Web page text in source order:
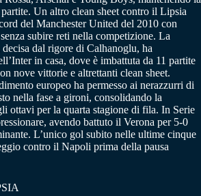
Un altro clean sheet contro il Lipsia
del Manchester United del 2010 con
subire reti nella competizione. La
dal rigore di Calhanoglu, ha
in casa, dove è imbattuta da 11 partite
nove vittorie e altrettanti clean sheet.
europeo ha permesso ai nerazzurri di
nella fase a gironi, consolidando la
ottavi per la quarta stagione di fila. In Serie
avendo battuto il Verona per 5-0
L’unico gol subito nelle ultime cinque
contro il Napoli prima della pausa